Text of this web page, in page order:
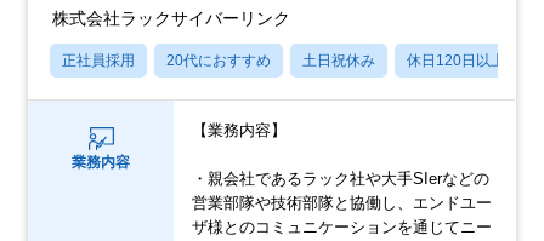
株式会社ラックサイバーリンク
正社員採用 20代におすすめ 土日祝休み 休日120日以上
業務内容
【業務内容】
・親会社であるラック社や大手SIerなどの
営業部隊や技術部隊と協働し、エンドユー
ザ様とのコミュニケーションを通じてニー